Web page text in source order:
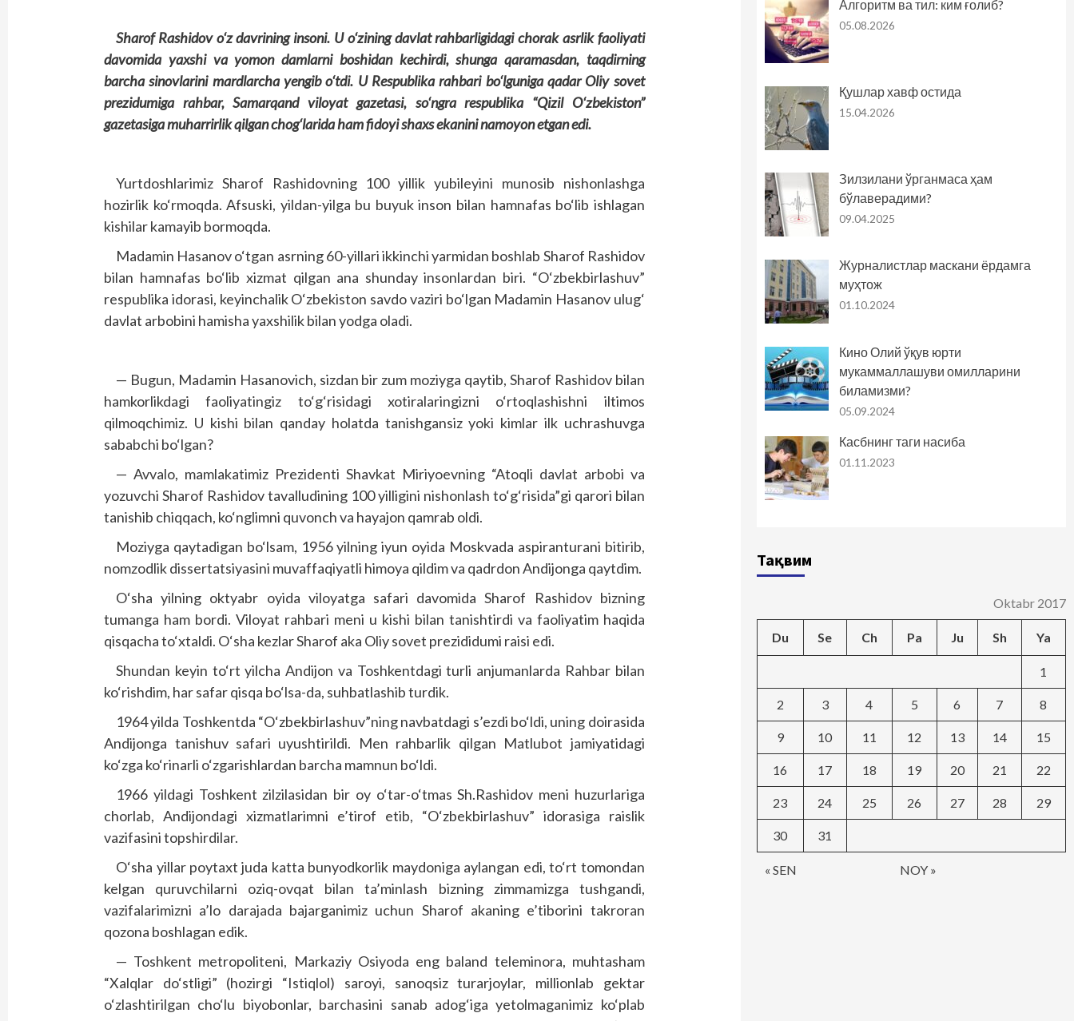
Sharof Rashidov o‘z davrining insoni. U o‘zining davlat rahbarligidagi chorak asrlik faoliyati
davomida yaxshi va yomon damlarni boshidan kechirdi, shunga qaramasdan, taqdirning
barcha sinovlarini mardlarcha yengib o‘tdi. U Respublika rahbari bo‘lguniga qadar Oliy sovet
prezidumiga rahbar, Samarqand viloyat gazetasi, so‘ngra respublika “Qizil O‘zbekiston”
gazetasiga muharrirlik qilgan chog‘larida ham fidoyi shaxs ekanini namoyon etgan edi.
Yurtdoshlarimiz Sharof Rashidovning 100 yillik yubileyini munosib nishonlashga
hozirlik ko‘rmoqda. Afsuski, yildan-yilga bu buyuk inson bilan hamnafas bo‘lib ishlagan
kishilar kamayib bormoqda.
Madamin Hasanov o‘tgan asrning 60-yillari ikkinchi yarmidan boshlab Sharof Rashidov
bilan hamnafas bo‘lib xizmat qilgan ana shunday insonlardan biri. “O‘zbekbirlashuv”
respublika idorasi, keyinchalik O‘zbekiston savdo vaziri bo‘lgan Madamin Hasanov ulug‘
davlat arbobini hamisha yaxshilik bilan yodga oladi.
— Bugun, Madamin Hasanovich, sizdan bir zum moziyga qaytib, Sharof Rashidov bilan
hamkorlikdagi faoliyatingiz to‘g‘risidagi xotiralaringizni o‘rtoqlashishni iltimos
qilmoqchimiz. U kishi bilan qanday holatda tanishgansiz yoki kimlar ilk uchrashuvga
sababchi bo‘lgan?
— Avvalo, mamlakatimiz Prezidenti Shavkat Miriyoevning “Atoqli davlat arbobi va
yozuvchi Sharof Rashidov tavalludining 100 yilligini nishonlash to‘g‘risida”gi qarori bilan
tanishib chiqqach, ko‘nglimni quvonch va hayajon qamrab oldi.
Moziyga qaytadigan bo‘lsam, 1956 yilning iyun oyida Moskvada aspiranturani bitirib,
nomzodlik dissertatsiyasini muvaffaqiyatli himoya qildim va qadrdon Andijonga qaytdim.
O‘sha yilning oktyabr oyida viloyatga safari davomida Sharof Rashidov bizning
tumanga ham bordi. Viloyat rahbari meni u kishi bilan tanishtirdi va faoliyatim haqida
qisqacha to‘xtaldi. O‘sha kezlar Sharof aka Oliy sovet prezididumi raisi edi.
Shundan keyin to‘rt yilcha Andijon va Toshkentdagi turli anjumanlarda Rahbar bilan
ko‘rishdim, har safar qisqa bo‘lsa-da, suhbatlashib turdik.
1964 yilda Toshkentda “O‘zbekbirlashuv”ning navbatdagi s’ezdi bo‘ldi, uning doirasida
Andijonga tanishuv safari uyushtirildi. Men rahbarlik qilgan Matlubot jamiyatidagi
ko‘zga ko‘rinarli o‘zgarishlardan barcha mamnun bo‘ldi.
1966 yildagi Toshkent zilzilasidan bir oy o‘tar-o‘tmas Sh.Rashidov meni huzurlariga
chorlab, Andijondagi xizmatlarimni e’tirof etib, “O‘zbekbirlashuv” idorasiga raislik
vazifasini topshirdilar.
O‘sha yillar poytaxt juda katta bunyodkorlik maydoniga aylangan edi, to‘rt tomondan
kelgan quruvchilarni oziq-ovqat bilan ta’minlash bizning zimmamizga tushgandi,
vazifalarimizni a’lo darajada bajarganimiz uchun Sharof akaning e’tiborini takroran
qozona boshlagan edik.
— Toshkent metropoliteni, Markaziy Osiyoda eng baland teleminora, muhtasham
“Xalqlar do‘stligi” (hozirgi “Istiqlol) saroyi, sanoqsiz turarjoylar, millionlab gektar
o‘zlashtirilgan cho‘lu biyobonlar, barchasini sanab adog‘iga yetolmaganimiz ko‘plab
Алгоритм ва тил: ким ғолиб?
05.08.2026
Қушлар хавф остида
15.04.2026
Зилзилани ўрганмаса ҳам
бўлаверадими?
09.04.2025
Журналистлар маскани ёрдамга
муҳтож
01.10.2024
Кино Олий ўқув юрти
мукаммаллашуви омилларини
биламизми?
05.09.2024
Касбнинг таги насиба
01.11.2023
Тақвим
Oktabr 2017
Du Se Ch Pa Ju Sh Ya
« SEN NOY »
1
2 3 4 5 6 7 8
9 10 11 12 13 14 15
16 17 18 19 20 21 22
23 24 25 26 27 28 29
30 31